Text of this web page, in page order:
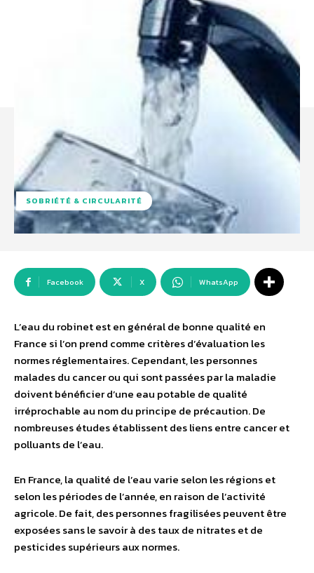
SOBRIÉTÉ & CIRCULARITÉ
Facebook X WhatsApp
L’eau du robinet est en général de bonne qualité en
France si l’on prend comme critères d’évaluation les
normes réglementaires. Cependant, les personnes
malades du cancer ou qui sont passées par la maladie
doivent bénéficier d’une eau potable de qualité
irréprochable au nom du principe de précaution. De
nombreuses études établissent des liens entre cancer et
polluants de l’eau.
En France, la qualité de l’eau varie selon les régions et
selon les périodes de l’année, en raison de l’activité
agricole. De fait, des personnes fragilisées peuvent être
exposées sans le savoir à des taux de nitrates et de
pesticides supérieurs aux normes.